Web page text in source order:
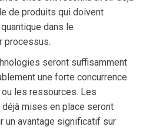
de produits qui doivent
dans le
processus.
seront suffisamment
une forte concurrence
les ressources. Les
mises en place seront
un avantage significatif sur